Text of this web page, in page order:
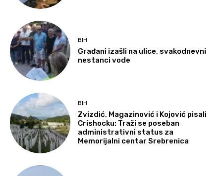
BIH
Građani izašli na ulice, svakodnevni
nestanci vode
BIH
Zvizdić, Magazinović i Kojović pisali
Crishocku: Traži se poseban
administrativni status za
Memorijalni centar Srebrenica